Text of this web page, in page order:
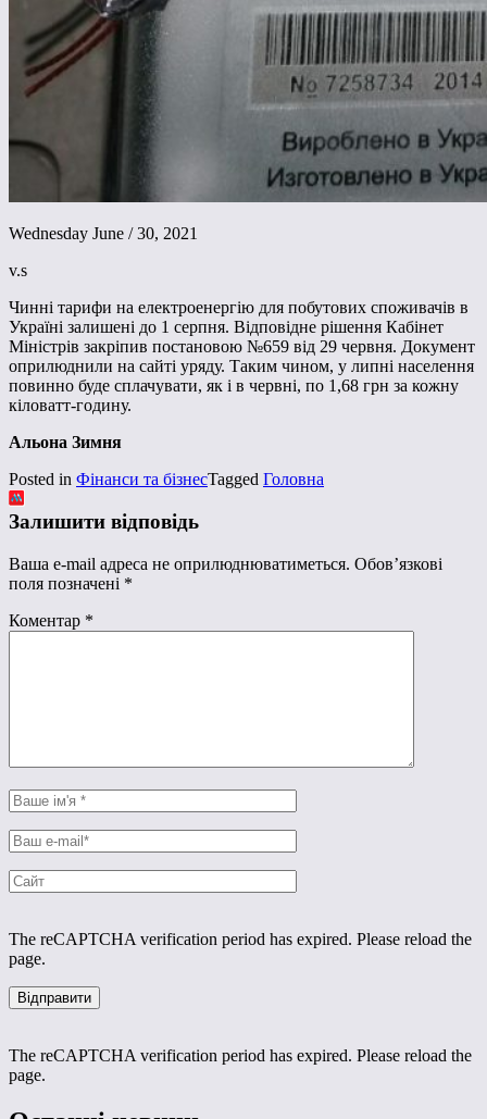
Wednesday June / 30, 2021
v.s
Чинні тарифи на електроенергію для побутових споживачів в
Україні залишені до 1 серпня. Відповідне рішення Кабінет
Міністрів закріпив постановою №659 від 29 червня. Документ
оприлюднили на сайті уряду. Таким чином, у липні населення
повинно буде сплачувати, як і в червні, по 1,68 грн за кожну
кіловатт-годину.
Альона Зимня
Posted in Фінанси та бізнесTagged Головна
Залишити відповідь
Ваша e-mail адреса не оприлюднюватиметься. Обов’язкові
поля позначені *
Коментар *
The reCAPTCHA verification period has expired. Please reload the
page.
The reCAPTCHA verification period has expired. Please reload the
page.